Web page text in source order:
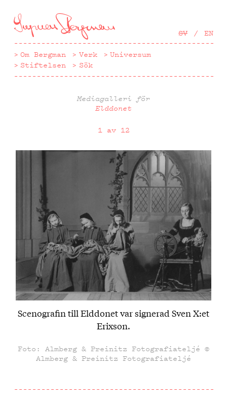
till
huvudinnehåll
SV EN
Om Bergman Verk
Universum
Stiftelsen
Sök
Mediagalleri för
Elddonet
1 av 12
Scenografin till Elddonet var signerad Sven X:et
Erixson.
Foto: Almberg & Preinitz Fotografiateljé ©
Almberg & Preinitz Fotografiateljé